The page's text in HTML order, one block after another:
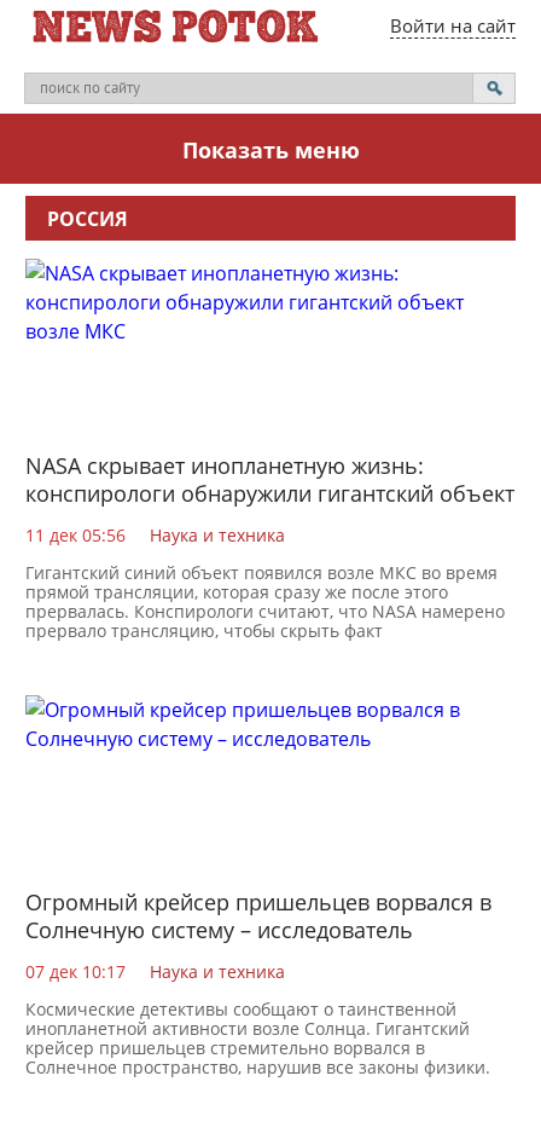
Войти на сайт
Показать меню
РОССИЯ
NASA скрывает инопланетную жизнь:
конспирологи обнаружили гигантский объект
11 дек 05:56
Наука и техника
Гигантский синий объект появился возле МКС во время
прямой трансляции, которая сразу же после этого
прервалась. Конспирологи считают, что NASA намерено
прервало трансляцию, чтобы скрыть факт
Огромный крейсер пришельцев ворвался в
Солнечную систему – исследователь
07 дек 10:17
Наука и техника
Космические детективы сообщают о таинственной
инопланетной активности возле Солнца. Гигантский
крейсер пришельцев стремительно ворвался в
Солнечное пространство, нарушив все законы физики.